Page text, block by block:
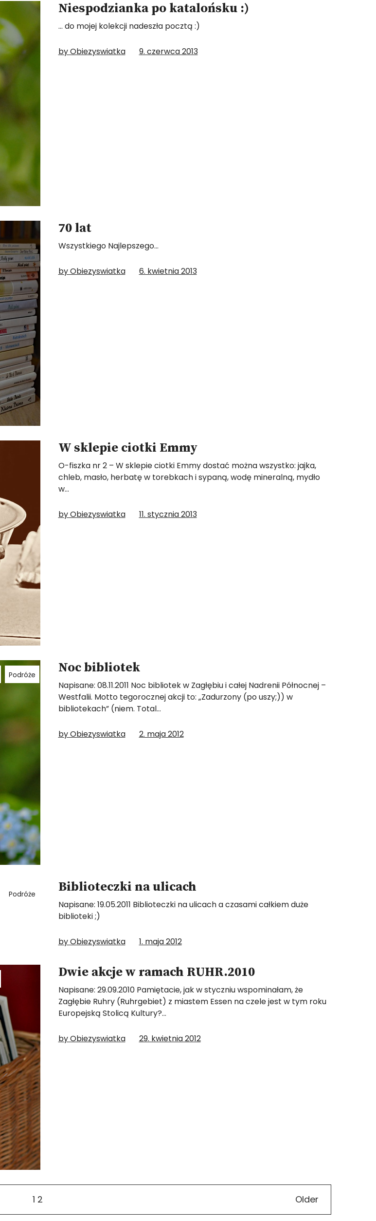
Niespodzianka po katalońsku :)
… do mojej kolekcji nadeszła pocztą :)
by Obiezyswiatka 9. czerwca 2013
70 lat
Wszystkiego Najlepszego…
by Obiezyswiatka 6. kwietnia 2013
W sklepie ciotki Emmy
O-fiszka nr 2 – W sklepie ciotki Emmy dostać można wszystko: jajka,
chleb, masło, herbatę w torebkach i sypaną, wodę mineralną, mydło
w…
by Obiezyswiatka 11. stycznia 2013
Podróże Noc bibliotek
Napisane: 08.11.2011 Noc bibliotek w Zagłębiu i całej Nadrenii Północnej –
Westfalii. Motto tegorocznej akcji to: „Zadurzony (po uszy;)) w
bibliotekach” (niem. Total…
by Obiezyswiatka 2. maja 2012
Podróże Biblioteczki na ulicach
Napisane: 19.05.2011 Biblioteczki na ulicach a czasami całkiem duże
biblioteki ;)
by Obiezyswiatka 1. maja 2012
Dwie akcje w ramach RUHR.2010
Napisane: 29.09.2010 Pamiętacie, jak w styczniu wspominałam, że
Zagłębie Ruhry (Ruhrgebiet) z miastem Essen na czele jest w tym roku
Europejską Stolicą Kultury?…
by Obiezyswiatka 29. kwietnia 2012
1 2 Older